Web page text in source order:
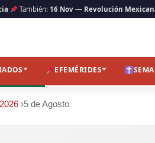
· También: 16 Nov — Revolución
EFEMÉRIDES
›5 de Agosto